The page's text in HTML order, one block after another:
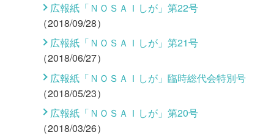
広報紙「ＮＯＳＡＩしが」第22号
（2018/09/28）
広報紙「ＮＯＳＡＩしが」第21号
（2018/06/27）
広報紙「ＮＯＳＡＩしが」臨時総代会特別号
（2018/05/23）
広報紙「ＮＯＳＡＩしが」第20号
（2018/03/26）